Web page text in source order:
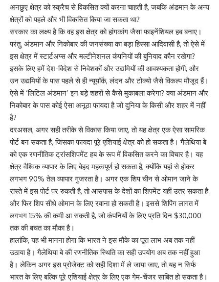
अनछुए क्षेत्र को स्क्रैच से विकसित क्यों करना चाहती है, जबकि अंडमान के अन्य
क्षेत्रों को पहले और भी विकसित किया जा सकता था?
सरकार का लक्ष्य है कि वह इस क्षेत्र को हांगकांग जैसा फाइनेंशियल हब बनाए।
परंतु, अंडमान और निकोबार की जनसंख्या का बड़ा हिस्सा आदिवासी है, तो ऐसे में
इस क्षेत्र में स्टार्टअप्स और मल्टीनेशनल कंपनियों की बुनियाद कौन रखेगा?
इसके लिए हमें देश-विदेश से निवेशकों और उद्यमियों की आवश्यकता होगी, और
उन उद्यमियों के पास पहले से ही न्यूयॉर्क, लंदन और टोक्यो जैसे विकल्प मौजूद हैं।
ऐसे में ‘लिटिल अंडमान’ इन बड़े शहरों से कैसे मुकाबला करेगा? क्या अंडमान और
निकोबार के पास कोई ऐसा अनूठा फायदा है जो दुनिया के किसी और शहर में नहीं
है?
दरअसल, अगर सही तरीके से विकास किया जाए, तो यह क्षेत्र एक ऐसा सामरिक
पोर्ट बन सकता है, जिसका फायदा पूरे एशियाई क्षेत्र को हो सकता है। गैलेथिया बे
को एक रणनीतिक ट्रांसशिपमेंट हब के रूप में विकसित करने का विचार है। यह
क्षेत्र वैश्विक व्यापार के लिए बेहद महत्वपूर्ण हो सकता है, क्योंकि यहां से होकर
लगभग 90% तेल व्यापार गुजरता है। अगर एक शिप चीन से ओमान जाने के
रास्ते में इस पोर्ट पर रुकती है, तो आसपास के देशों का शिपमेंट यहीं उतर सकता है
और फिर शिप सीधे ओमान के लिए रवाना हो सकती है। इससे शिपिंग लागत में
लगभग 15% की कमी आ सकती है, जो कंपनियों के लिए प्रति दिन $30,000
तक की बचत का मौका है।
हालांकि, यह भी मानना होगा कि भारत ने इस मौके का पूरा लाभ अब तक नहीं
उठाया है। गैलेथिया बे की रणनीतिक स्थिति का सही उपयोग अब तक नहीं हुआ
है। लेकिन अगर इस प्रोजेक्ट को सही दिशा में ले जाया जाए, तो यह न सिर्फ
भारत के लिए बल्कि पूरे एशियाई क्षेत्र के लिए एक गेम-चेंजर साबित हो सकता है।